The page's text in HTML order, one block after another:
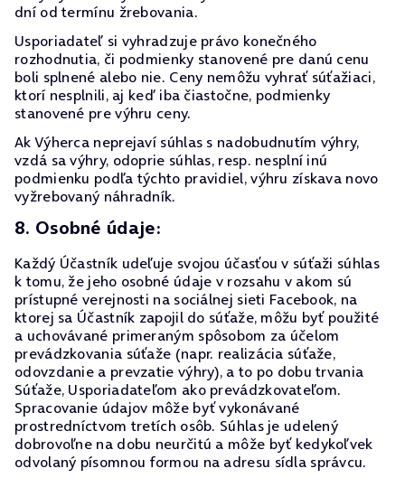
dní od termínu žrebovania.
Usporiadateľ si vyhradzuje právo konečného
rozhodnutia, či podmienky stanovené pre danú cenu
boli splnené alebo nie. Ceny nemôžu vyhrať súťažiaci,
ktorí nesplnili, aj keď iba čiastočne, podmienky
stanovené pre výhru ceny.
Ak Výherca neprejaví súhlas s nadobudnutím výhry,
vzdá sa výhry, odoprie súhlas, resp. nesplní inú
podmienku podľa týchto pravidiel, výhru získava novo
vyžrebovaný náhradník.
8. Osobné údaje:
Každý Účastník udeľuje svojou účasťou v súťaži súhlas
k tomu, že jeho osobné údaje v rozsahu v akom sú
prístupné verejnosti na sociálnej sieti Facebook, na
ktorej sa Účastník zapojil do súťaže, môžu byť použité
a uchovávané primeraným spôsobom za účelom
prevádzkovania súťaže (napr. realizácia súťaže,
odovzdanie a prevzatie výhry), a to po dobu trvania
Súťaže, Usporiadateľom ako prevádzkovateľom.
Spracovanie údajov môže byť vykonávané
prostredníctvom tretích osôb. Súhlas je udelený
dobrovoľne na dobu neurčitú a môže byť kedykoľvek
odvolaný písomnou formou na adresu sídla správcu.